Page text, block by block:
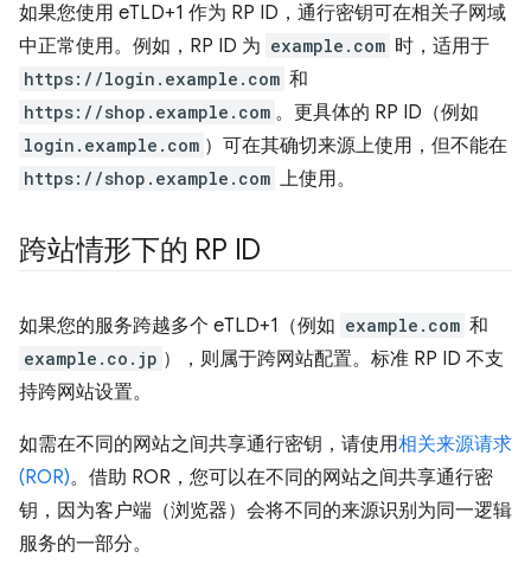
如果您使用 eTLD+1 作为 RP ID，通行密钥可在相关子网域
中正常使用。例如，RP ID 为 example.com 时，适用于
https://login.example.com 和
https://shop.example.com 。更具体的 RP ID（例如
login.example.com ）可在其确切来源上使用，但不能在
https://shop.example.com 上使用。
跨站情形下的 RP ID
如果您的服务跨越多个 eTLD+1（例如 example.com 和
example.co.jp ），则属于跨网站配置。标准 RP ID 不支
持跨网站设置。
如需在不同的网站之间共享通行密钥，请使用相关来源请求
(ROR)。借助 ROR，您可以在不同的网站之间共享通行密
钥，因为客户端（浏览器）会将不同的来源识别为同一逻辑
服务的一部分。